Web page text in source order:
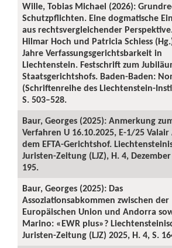
Wille, Tobias Michael (2026):
Schutzpflichten. Eine dogmatische
aus rechtsvergleichender
Hilmar Hoch und Patricia Schiess
Jahre Verfassungsgerichtsbarkeit in
Liechtenstein. Festschrift zum
Staatsgerichtshofs. Baden-Baden:
(Schriftenreihe des Liechtenstein-
S. 503–528.
Baur, Georges (2025): Anmerkung
Verfahren U 16.10.2025, E-1/25 Valair
dem EFTA-Gerichtshof.
Juristen-Zeitung (LJZ), H. 4,
195.
Baur, Georges (2025): Das
Assoziationsabkommen zwischen der
Europäischen Union und Andorra
Marino: «EWR plus»?
Juristen-Zeitung (LJZ) 2025, H. 4, S.